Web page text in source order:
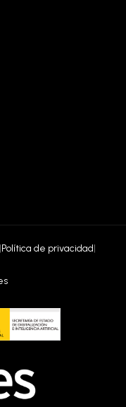
|Política de privacidad|